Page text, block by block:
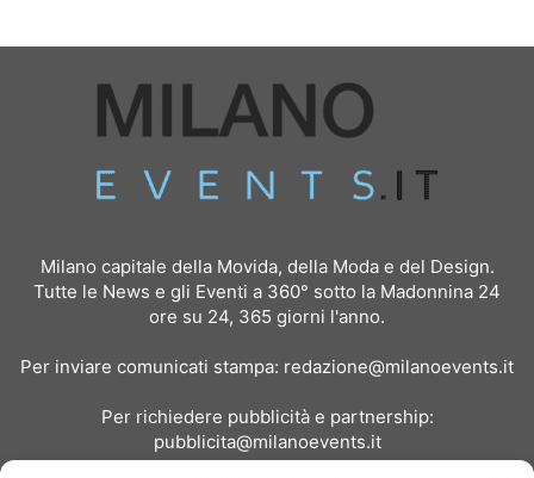
Milano capitale della Movida, della Moda e del Design.
Tutte le News e gli Eventi a 360° sotto la Madonnina 24
ore su 24, 365 giorni l'anno.
Per inviare comunicati stampa: redazione@milanoevents.it
Per richiedere pubblicità e partnership:
pubblicita@milanoevents.it